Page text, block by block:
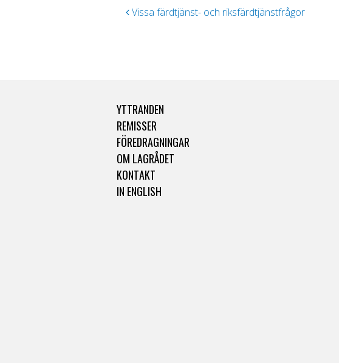
Inläggsnavigering
Vissa färdtjänst- och riksfärdtjänstfrågor
YTTRANDEN
REMISSER
FÖREDRAGNINGAR
OM LAGRÅDET
KONTAKT
IN ENGLISH